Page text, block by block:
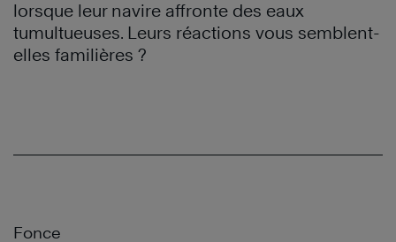
lorsque leur navire affronte des eaux
tumultueuses. Leurs réactions vous semblent-
elles familières ?
Fonce